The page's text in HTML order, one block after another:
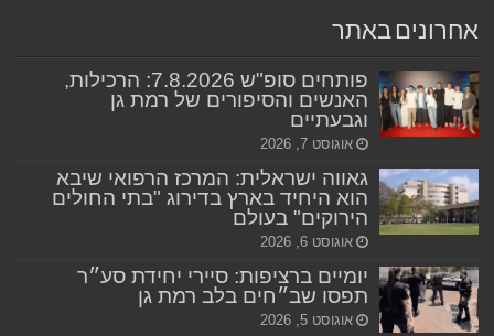
אחרונים באתר
פותחים סופ"ש 7.8.2026: הרכילות,
האנשים והסיפורים של רמת גן
וגבעתיים
אוגוסט 7, 2026
גאווה ישראלית: המרכז הרפואי שיבא
הוא היחיד בארץ בדירוג "בתי החולים
הירוקים" בעולם
אוגוסט 6, 2026
יומיים ברציפות: סיירי יחידת סע״ר
תפסו שב״חים בלב רמת גן
אוגוסט 5, 2026